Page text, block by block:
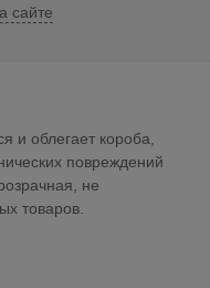
сайте
и облегает короба,
повреждений
не
товаров.